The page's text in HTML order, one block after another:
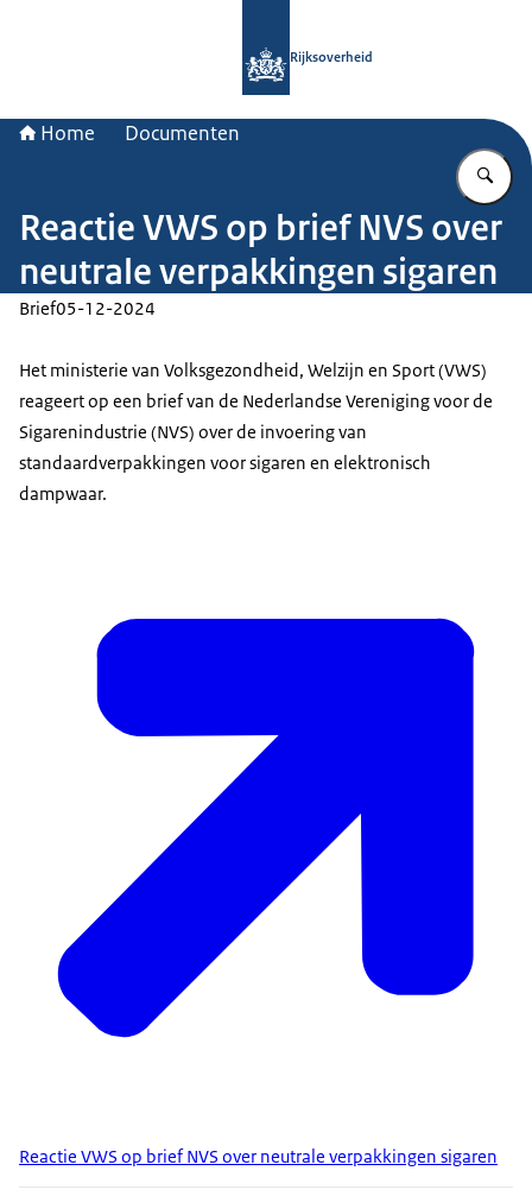
Rijksoverheid
Home Documenten
Reactie VWS op brief NVS over
neutrale verpakkingen sigaren
Brief05-12-2024
Het ministerie van Volksgezondheid, Welzijn en Sport (VWS)
reageert op een brief van de Nederlandse Vereniging voor de
Sigarenindustrie (NVS) over de invoering van
standaardverpakkingen voor sigaren en elektronisch
dampwaar.
Reactie VWS op brief NVS over neutrale verpakkingen sigaren